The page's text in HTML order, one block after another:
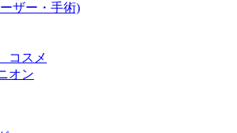
ザー・手術)
コスメ
オン